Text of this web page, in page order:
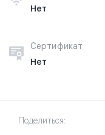
Нет
Сертификат
Нет
Поделиться: